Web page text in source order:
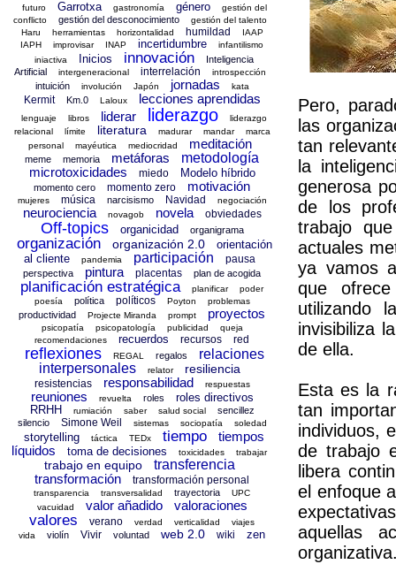
Pero,
las
tan
la
generosa
de los
trabajo
actuales
ya vamos
que
utilizando
invisibiliza
de ella.
Esta es la
tan
individuos,
de trabajo
libera
el enfoque
aquellas
futuro Garrotxa gastronomía género
gestión del
conflicto
gestión del desconocimiento
gestión del talento
Haru
herramientas horizontalidad humildad
IAAP
IAPH
improvisar INAP incertidumbre
infantilismo
iniactiva
Inicios innovación
Inteligencia
Artificial
intergeneracional interrelación introspección
intuición involución Japón jornadas kata
Kermit Km.0 Laloux lecciones aprendidas
lenguaje libros liderar liderazgo
liderazgo
relacional
límite literatura madurar mandar
marca
personal
mayéutica mediocridad meditación
meme memoria metáforas
metodología
microtoxicidades
miedo Modelo híbrido
momento cero momento zero motivación
mujeres música narcisismo Navidad negociación
neurociencia novagob novela obviedades
Off-topics organicidad organigrama
organización organización 2.0
orientación
al cliente
pandemia participación pausa
perspectiva pintura placentas plan de acogida
planificación estratégica planificar
poder
poesía
política políticos Poyton problemas
productividad Projecte Miranda prompt proyectos
psicopatía psicopatología publicidad
queja
recomendaciones
recuerdos recursos red
reflexiones REGAL regalos
relaciones
interpersonales
relator resiliencia
resistencias responsabilidad respuestas
reuniones revuelta roles
roles directivos
RRHH
rumiación saber salud social
sencillez
silencio
Simone Weil sistemas sociopatía soledad
storytelling táctica TEDx tiempo
tiempos
líquidos
toma de decisiones toxicidades trabajar
trabajo en equipo
transferencia
transformación
transformación personal
transparencia transversalidad trayectoria
UPC
vacuidad
valor añadido valoraciones
valores verano verdad verticalidad
viajes
vida
violín Vivir voluntad web 2.0 wiki zen